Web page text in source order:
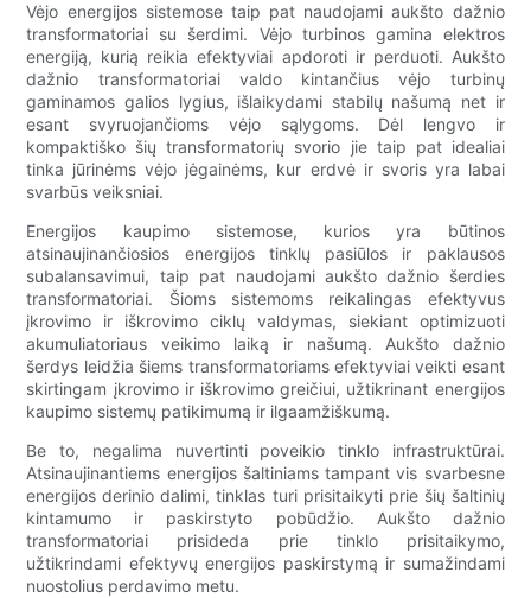
Vėjo energijos sistemose taip pat naudojami aukšto dažnio
transformatoriai su šerdimi. Vėjo turbinos gamina elektros
energiją, kurią reikia efektyviai apdoroti ir perduoti. Aukšto
dažnio transformatoriai valdo kintančius vėjo turbinų
gaminamos galios lygius, išlaikydami stabilų našumą net ir
esant svyruojančioms vėjo sąlygoms. Dėl lengvo ir
kompaktiško šių transformatorių svorio jie taip pat idealiai
tinka jūrinėms vėjo jėgainėms, kur erdvė ir svoris yra labai
svarbūs veiksniai.
Energijos kaupimo sistemose, kurios yra būtinos
atsinaujinančiosios energijos tinklų pasiūlos ir paklausos
subalansavimui, taip pat naudojami aukšto dažnio šerdies
transformatoriai. Šioms sistemoms reikalingas efektyvus
įkrovimo ir iškrovimo ciklų valdymas, siekiant optimizuoti
akumuliatoriaus veikimo laiką ir našumą. Aukšto dažnio
šerdys leidžia šiems transformatoriams efektyviai veikti esant
skirtingam įkrovimo ir iškrovimo greičiui, užtikrinant energijos
kaupimo sistemų patikimumą ir ilgaamžiškumą.
Be to, negalima nuvertinti poveikio tinklo infrastruktūrai.
Atsinaujinantiems energijos šaltiniams tampant vis svarbesne
energijos derinio dalimi, tinklas turi prisitaikyti prie šių šaltinių
kintamumo ir paskirstyto pobūdžio. Aukšto dažnio
transformatoriai prisideda prie tinklo prisitaikymo,
užtikrindami efektyvų energijos paskirstymą ir sumažindami
nuostolius perdavimo metu.